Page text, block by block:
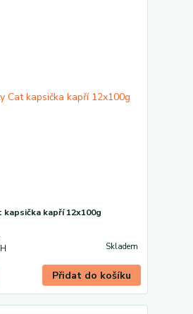
kapří 12x100g
Skladem
Přidat do košíku